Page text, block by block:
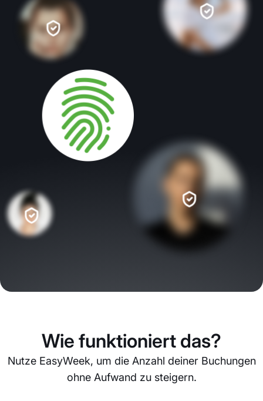
Wie funktioniert das?
Nutze EasyWeek, um die Anzahl deiner Buchungen
ohne Aufwand zu steigern.